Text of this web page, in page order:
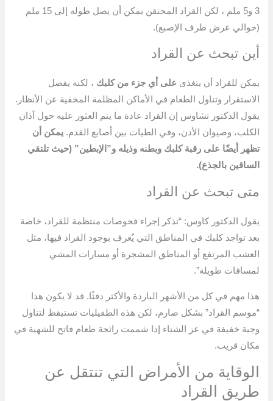
3 و5 ملم ، لكن القراد المحتقن يمكن أن يصل طوله إلى 15 ملم
(حوالي عرض طرف الإصبع).
أين تبحث عن القراد
يمكن للقراد أن يتغذى على أي جزء من كلبك ، لكنه يفضل
الاستقرار وتناول الطعام في الأماكن المظلمة المخفية عن الأنظار.
يقول الدكتور تشاوس إن القراد عادة ما يتم العثور عليه حول آذان
الكلب، وصيوان الأذن، وفي الطيات بين أصابع القدم.يمكن أن
تظهر أيضًا على رقبة كلبك وبطنه وذيله و”الإبطين” (حيث تلتقي
الساقين بالجذع).
متى تبحث عن القراد
يقول الدكتور كاوس: “تذكر إجراء فحوصات منتظمة للقراد، خاصة
بعد تواجد كلبك في المناطق التي يُعرف بوجود القراد فيها، مثل
العشب المرتفع أو المناطق المشجرة أو مسارات المشي
لمسافات طويلة”.
هذا مهم في كل من الأشهر الباردة والأكثر دفئًا. قد لا يكون هذا
“موسم القراد” بشكل صارم، لكن هذه الطفيليات تستيقظ لتناول
وجبة خفيفة في عز الشتاء إذا شممت رائحة طعام فاتح للشهية في
مكان قريب.
الوقاية من الأمراض التي تنتقل عن
طريق القراد